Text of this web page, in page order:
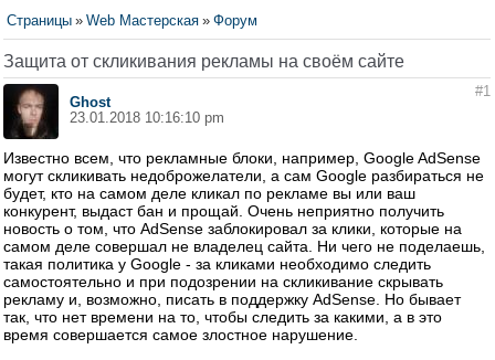
Страницы » Web Мастерская » Форум
Защита от скликивания рекламы на своём сайте
Ghost
23.01.2018 10:16:10 pm
#1
Известно всем, что рекламные блоки, например, Google AdSense
могут скликивать недоброжелатели, а сам Google разбираться не
будет, кто на самом деле кликал по рекламе вы или ваш
конкурент, выдаст бан и прощай. Очень неприятно получить
новость о том, что AdSense заблокировал за клики, которые на
самом деле совершал не владелец сайта. Ни чего не поделаешь,
такая политика у Google - за кликами необходимо следить
самостоятельно и при подозрении на скликивание скрывать
рекламу и, возможно, писать в поддержку AdSense. Но бывает
так, что нет времени на то, чтобы следить за какими, а в это
время совершается самое злостное нарушение.